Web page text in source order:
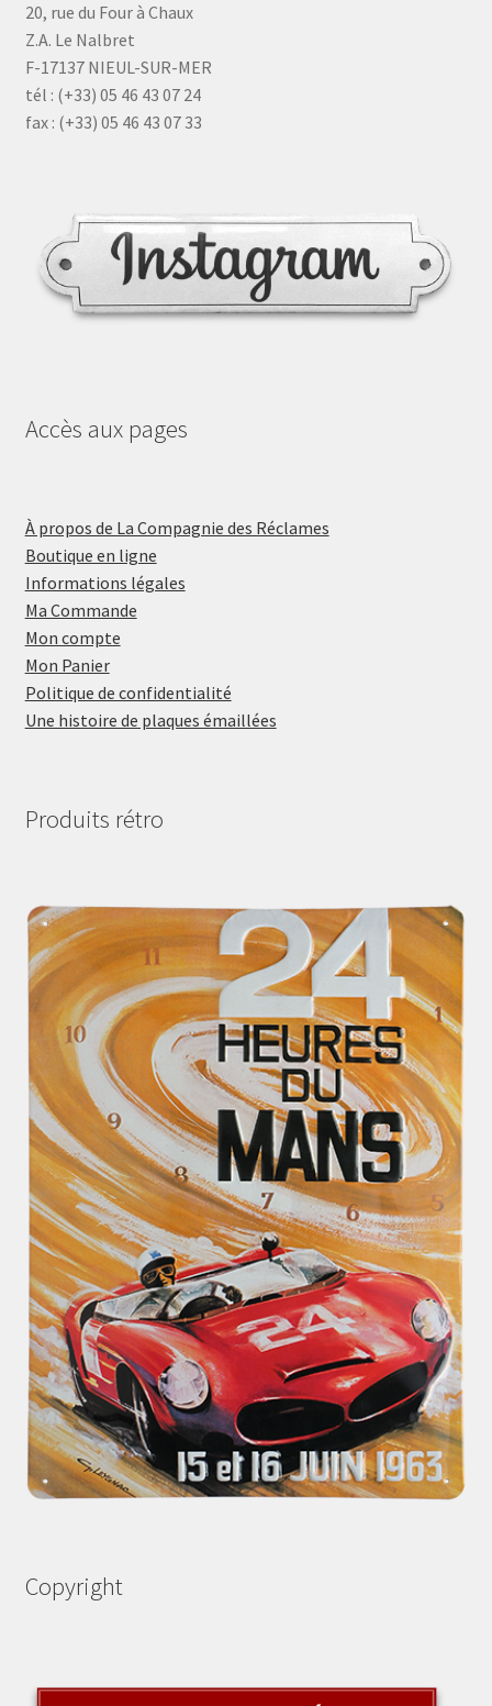
20, rue du Four à Chaux
Z.A. Le Nalbret
F-17137 NIEUL-SUR-MER
tél : (+33) 05 46 43 07 24
fax : (+33) 05 46 43 07 33
Accès aux pages
À propos de La Compagnie des Réclames
Boutique en ligne
Informations légales
Ma Commande
Mon compte
Mon Panier
Politique de confidentialité
Une histoire de plaques émaillées
Produits rétro
Copyright